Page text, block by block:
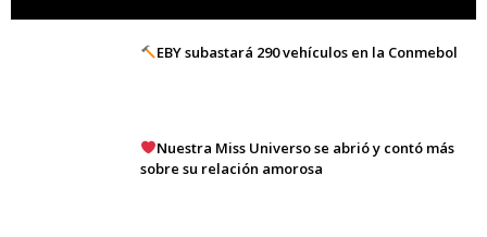
EBY subastará 290 vehículos en la Conmebol
Nuestra Miss Universo se abrió y contó más
sobre su relación amorosa